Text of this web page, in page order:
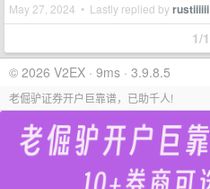
May 27, 2024 • Lastly replied byrustiiiiii
1/1
© 2026 V2EX · 9ms · 3.9.8.5
老倔驴证券开户巨靠谱，已助千人!